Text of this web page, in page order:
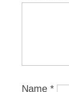
Name *